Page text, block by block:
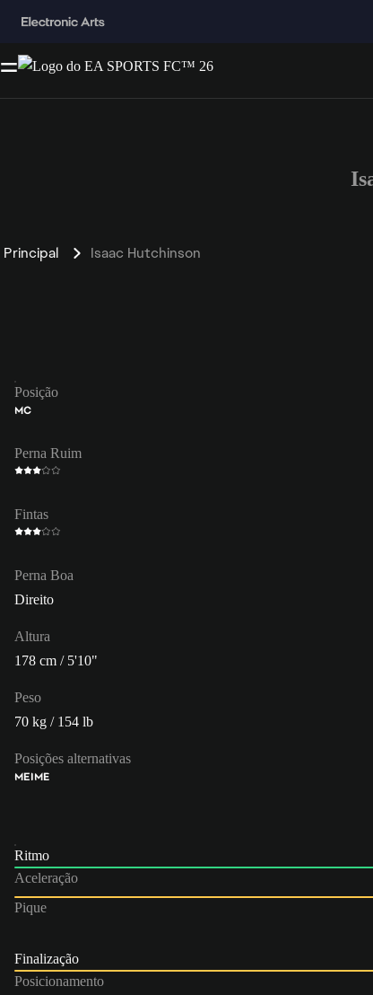
Principal Isaac Hutchinson
Posição
MC
Perna Ruim
Fintas
Perna Boa
Direito
Altura
178 cm / 5'10"
Peso
70 kg / 154 lb
Posições alternativas
MEIME
Ritmo
Aceleração
Pique
Finalização
Posicionamento